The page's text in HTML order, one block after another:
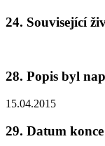
24. Související
28. Popis byl
15.04.2015
29. Datum